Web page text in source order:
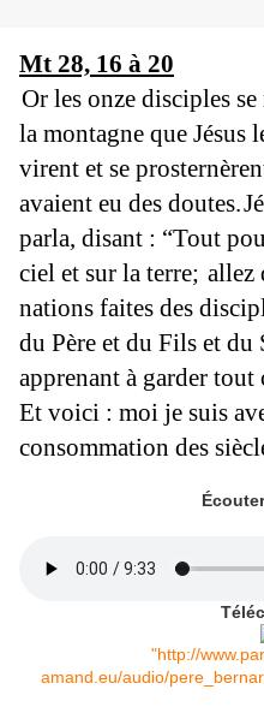
Mt 28, 16 à 20
Or les onze disciples
la montagne que Jésus
virent et se
avaient eu des doutes.
parla, disant : “Tout
ciel et sur la terre; allez
nations faites des
du Père et du Fils et du
apprenant à garder
Et voici : moi je suis
consommation des
"http://
amand.eu/audio/